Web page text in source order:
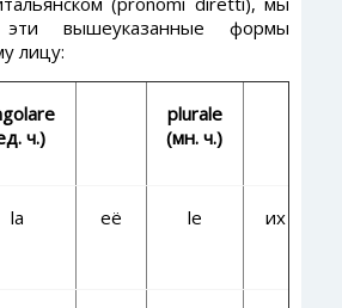
вышеуказанные формы
лицу:
ч.)
plurale
(мн. ч.)
la её le их